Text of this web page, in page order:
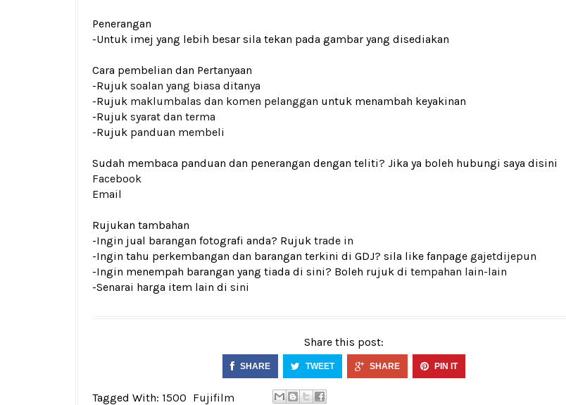
Penerangan
-Untuk imej yang lebih besar sila tekan pada gambar yang disediakan
Cara pembelian dan Pertanyaan
-Rujuk soalan yang biasa ditanya
-Rujuk maklumbalas dan komen pelanggan untuk menambah keyakinan
-Rujuk syarat dan terma
-Rujuk panduan membeli
Sudah membaca panduan dan penerangan dengan teliti? Jika ya boleh hubungi saya disini
Facebook
Email
Rujukan tambahan
-Ingin jual barangan fotografi anda? Rujuk trade in
-Ingin tahu perkembangan dan barangan terkini di GDJ? sila like fanpage gajetdijepun
-Ingin menempah barangan yang tiada di sini? Boleh rujuk di tempahan lain-lain
-Senarai harga item lain di sini
Share this post:
SHARE TWEET SHARE PIN IT
Tagged With: 1500 Fujifilm